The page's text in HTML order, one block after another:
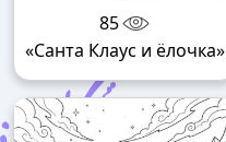
85
«Санта Клаус и ёлочка»